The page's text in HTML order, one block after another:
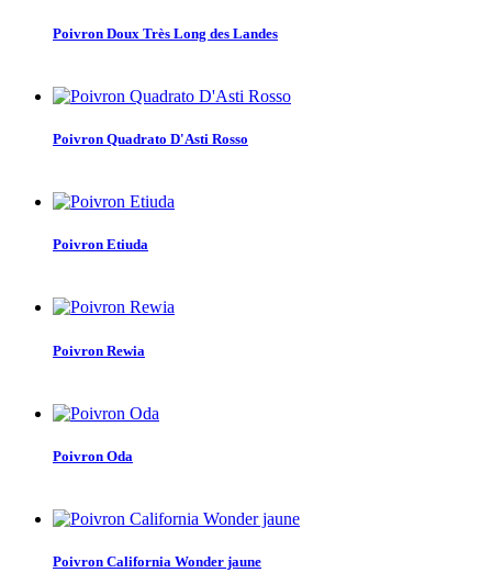
Poivron Doux Très Long des Landes
Poivron Quadrato D'Asti Rosso
Poivron Etiuda
Poivron Rewia
Poivron Oda
Poivron California Wonder jaune